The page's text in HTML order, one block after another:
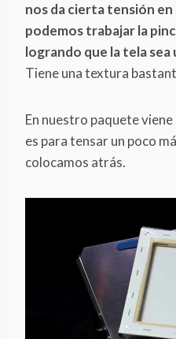
nos da cierta tensión
podemos trabajar la
logrando que la tela sea
Tiene una textura
En nuestro paquete
es para tensar un poco
colocamos atrás.